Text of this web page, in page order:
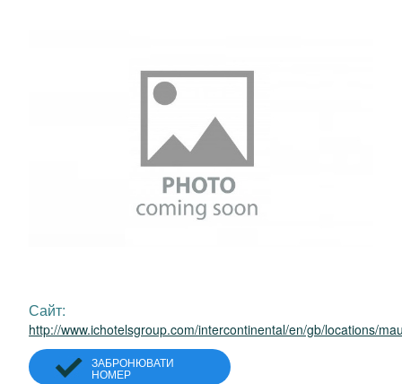
Сайт:
http://www.ichotelsgroup.com/intercontinental/en/gb/locations/
ЗАБРОНЮВАТИ
НОМЕР